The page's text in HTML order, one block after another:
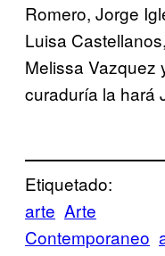
Romero, Jorge
Luisa
Melissa Vazquez
curaduría la hará
Etiquetado:
arte Arte
Contemporaneo